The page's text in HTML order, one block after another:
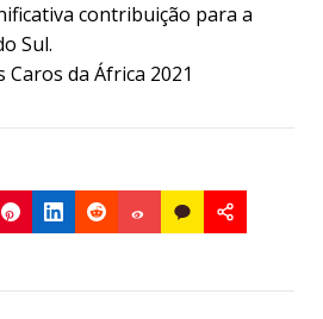
contribuição para a
Sul.
da África 2021